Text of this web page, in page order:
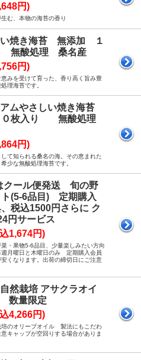
円)
む、本物の海苔の香り
い焼き海苔 無添加 １
無酸処理 桑名産
円)
みを受けて育った、香り高く旨み豊
理海苔です。
ムやさしい焼き海苔
０枚入り 無酸処理
円)
て知られる桑名の海。その恵まれた
少な無酸処理海苔です。
クール便発送 旬の野
(5-6品目) 定期購入
税込1500円さらに ク
円サービス
1,674円)
・果物5-6品目、少量楽しみたい方向
曜日と木曜日のみ 定期購入会員
くなります。出荷の締切日にご注意
然栽培 アサクラオイ
数量限定
4,266円)
のオリーブオイル 製法にもこだわ
キャップが空回りする場合がありま